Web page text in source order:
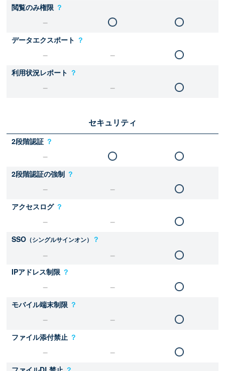
閲覧のみ権限 ？
データエクスポート ？
利用状況レポート ？
セキュリティ
2段階認証 ？
2段階認証の強制 ？
アクセスログ ？
SSO （シングルサインオン） ？
IPアドレス制限 ？
モバイル端末制限 ？
ファイル添付禁止 ？